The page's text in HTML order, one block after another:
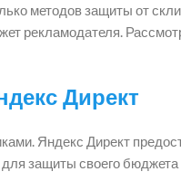
методов защиты от
рекламодателя.
Директ
Яндекс Директ
защиты своего